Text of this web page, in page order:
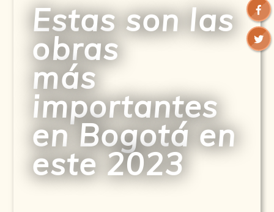
Estas son las
obras
más
importantes
en Bogotá en
este 2023